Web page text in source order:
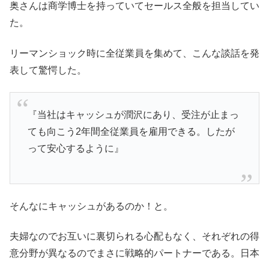
奥さんは商学博士を持っていてセールス全般を担当してい
た。
リーマンショック時に全従業員を集めて、こんな談話を発
表して驚愕した。
『当社はキャッシュが潤沢にあり、受注が止まっ
ても向こう2年間全従業員を雇用できる。したが
って安心するように』
そんなにキャッシュがあるのか！と。
夫婦なのでお互いに裏切られる心配もなく、それぞれの得
意分野が異なるのでまさに戦略的パートナーである。日本